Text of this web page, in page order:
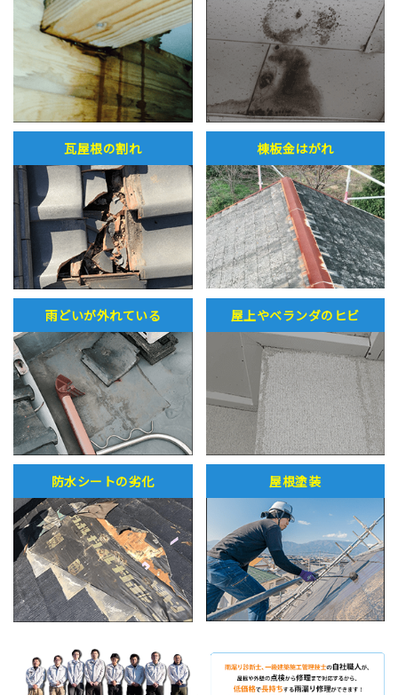
瓦屋根の割れ 棟板金はがれ
雨どいが外れている 屋上やベランダのヒビ
防水シートの劣化 屋根塗装